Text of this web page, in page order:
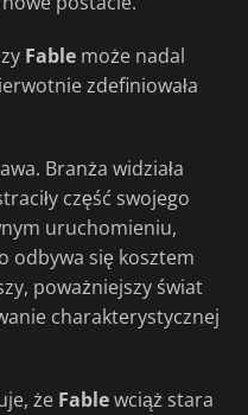
Fable może nadal
zdefiniowała
Branża widziała
część swojego
uruchomieniu,
odbywa się kosztem
poważniejszy świat
charakterystycznej
że Fablewciąż stara